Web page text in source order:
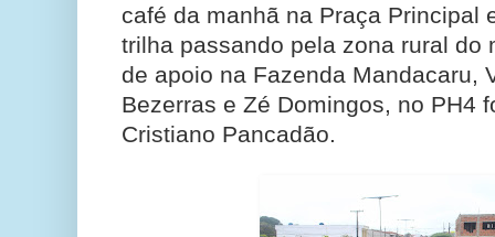
café da manhã na Praça Principal
trilha passando pela zona rural do
de apoio na Fazenda Mandacaru,
Bezerras e Zé Domingos, no PH4
Cristiano Pancadão.